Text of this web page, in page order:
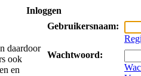
Inloggen
daardoor
ook
en
Gebruikersnaam:
Wachtwoord: